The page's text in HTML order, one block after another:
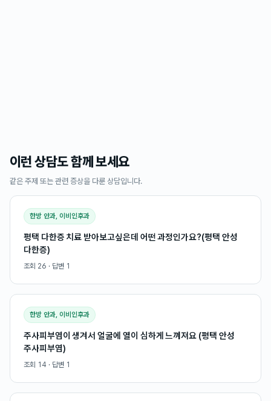
이런 상담도 함께 보세요
같은 주제 또는 관련 증상을 다룬 상담입니다.
한방 안과, 이비인후과
평택 다한증 치료 받아보고싶은데 어떤 과정인가요?(평택 안성
다한증)
조회 26 · 답변 1
한방 안과, 이비인후과
주사피부염이 생겨서 얼굴에 열이 심하게 느껴져요 (평택 안성
주사피부염)
조회 14 · 답변 1